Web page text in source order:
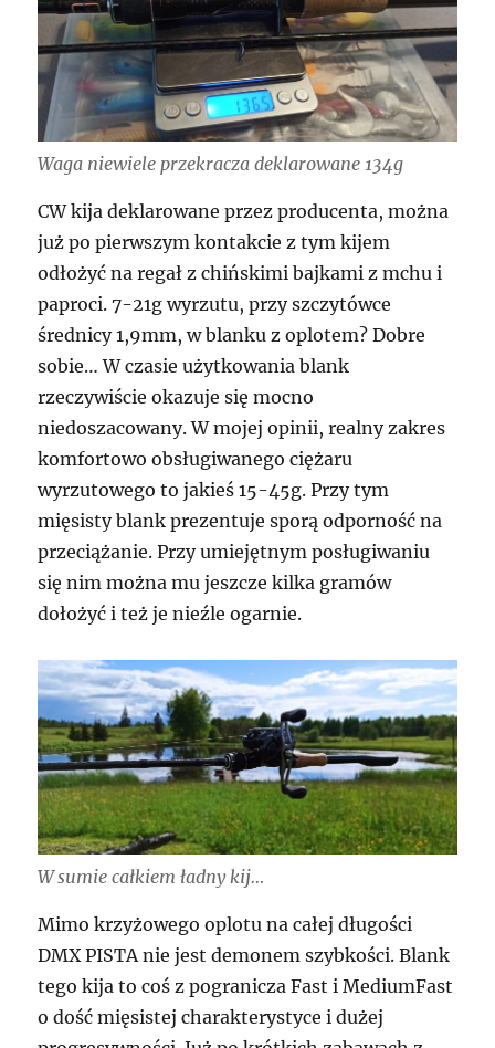
Waga niewiele przekracza deklarowane 134g
CW kija deklarowane przez producenta, można
już po pierwszym kontakcie z tym kijem
odłożyć na regał z chińskimi bajkami z mchu i
paproci. 7-21g wyrzutu, przy szczytówce
średnicy 1,9mm, w blanku z oplotem? Dobre
sobie… W czasie użytkowania blank
rzeczywiście okazuje się mocno
niedoszacowany. W mojej opinii, realny zakres
komfortowo obsługiwanego ciężaru
wyrzutowego to jakieś 15-45g. Przy tym
mięsisty blank prezentuje sporą odporność na
przeciążanie. Przy umiejętnym posługiwaniu
się nim można mu jeszcze kilka gramów
dołożyć i też je nieźle ogarnie.
W sumie całkiem ładny kij…
Mimo krzyżowego oplotu na całej długości
DMX PISTA nie jest demonem szybkości. Blank
tego kija to coś z pogranicza Fast i MediumFast
o dość mięsistej charakterystyce i dużej